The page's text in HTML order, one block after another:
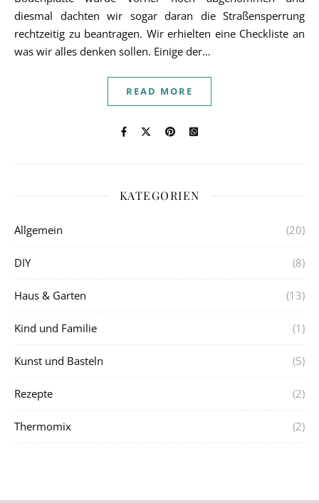
diesmal dachten wir sogar daran die Straßensperrung
rechtzeitig zu beantragen. Wir erhielten eine Checkliste an
was wir alles denken sollen. Einige der…
READ MORE
KATEGORIEN
Allgemein (20)
DIY (8)
Haus & Garten (13)
Kind und Familie (1)
Kunst und Basteln (5)
Rezepte (2)
Thermomix (2)